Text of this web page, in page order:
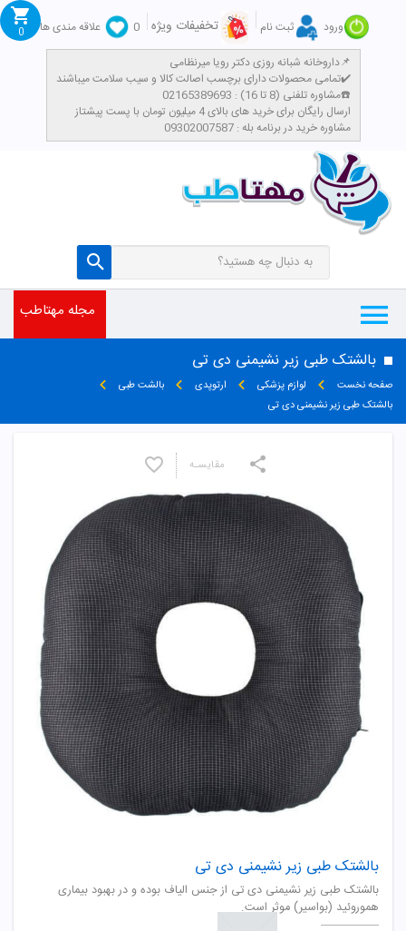
ورود ثبت نام تخفیفات ویژه 0
علاقه مندی ها
داروخانه شبانه روزی دکتر رویا میرنظامی📌
تمامی محصولات دارای برچسب اصالت کالا و سیب سلامت میباشند✔️
مشاوره تلفنی (8 تا 16) : 02165389693☎️
​ارسال رایگان برای خرید های بالای 4 میلیون تومان با پست پیشتاز
مشاوره خرید در برنامه بله : 09302007587
0
مجله مهتاطب
بالشتک طبی زیر نشیمنی دی تی
صفحه نخست لوازم پزشکی ارتوپدی
بالشت طبی
بالشتک طبی زیر نشیمنی دی تی
بالشتک طبی زیر نشیمنی دی تی
بالشتک طبی زیر نشیمنی دی تی از جنس الیاف بوده و در بهبود بیماری
هموروئید (بواسیر) موثر است.
مقایسـه